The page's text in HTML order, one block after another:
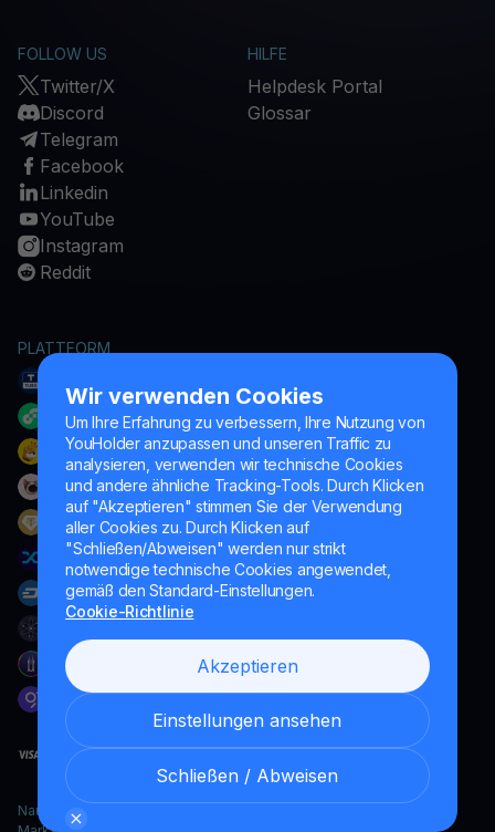
Wir verwenden Cookies
Um Ihre Erfahrung zu verbessern, Ihre Nutzung von
YouHolder anzupassen und unseren Traffic zu
analysieren, verwenden wir technische Cookies
und andere ähnliche Tracking-Tools. Durch Klicken
auf "Akzeptieren" stimmen Sie der Verwendung
aller Cookies zu. Durch Klicken auf
"Schließen/Abweisen" werden nur strikt
notwendige technische Cookies angewendet,
gemäß den Standard-Einstellungen.
Cookie-Richtlinie
Akzeptieren
Einstellungen ansehen
Schließen / Abweisen
FOLLOW US
Twitter/X
Discord
Telegram
Facebook
Linkedin
YouTube
Instagram
Reddit
HILFE
Helpdesk Portal
Glossar
PLATTFORM
Naumard LTD. – ausschließlich für IT-Entwicklung, Forschung und